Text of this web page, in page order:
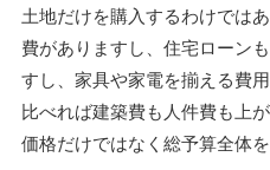
土地だけを購入するわけでは
費がありますし、住宅ローン
すし、家具や家電を揃える費
比べれば建築費も人件費も上
価格だけではなく総予算全体